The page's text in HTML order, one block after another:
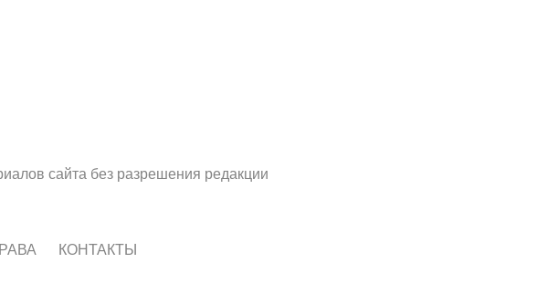
сайта без разрешения редакции
КОНТАКТЫ